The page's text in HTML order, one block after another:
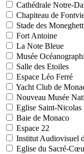
Cathédrale Notre-
Chapiteau de
Stade des
Fort Antoine
La Note Bleue
Musée
Salle des Etoiles
Espace Léo Ferré
Yacht Club de
Nouveau Musée
Eglise Saint-Nicolas
Baie de Monaco
Espace 22
Institut Audiovisuel
Eglise du Sacré-